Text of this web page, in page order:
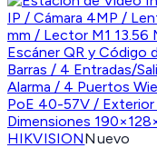
HIKVISIONNuevo